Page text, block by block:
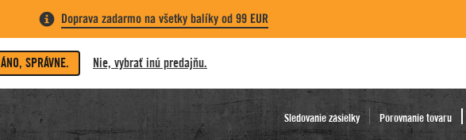
Doprava zadarmo na všetky balíky od 99 EUR
ÁNO, SPRÁVNE. Nie, vybrať inú predajňu.
Sledovanie zásielky Porovnanie tovaru